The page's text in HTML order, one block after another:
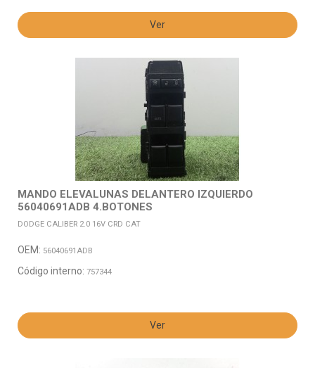
Ver
MANDO ELEVALUNAS DELANTERO IZQUIERDO
56040691ADB 4.BOTONES
DODGE CALIBER 2.0 16V CRD CAT
OEM: 56040691ADB
Código interno: 757344
Ver